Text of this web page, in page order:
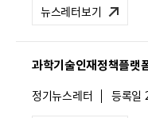
레
터
유
형
:
뉴스레터보기
과학기술인재정책플랫
뉴
정기뉴스레터 등록일